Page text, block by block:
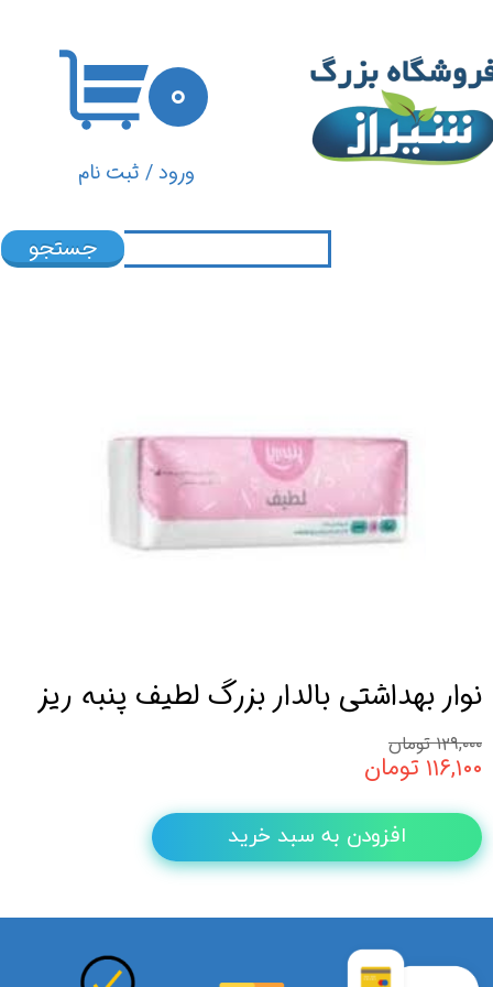
ورود/ ثبت نام
تغییر گذر واژه
سفارشات
۰
جستجو
نوار بهداشتی بالدار بزرگ لطیف پنبه ریز
۱۲۹,۰۰۰ تومان
۱۱۶,۱۰۰ تومان
افزودن به سبد خرید